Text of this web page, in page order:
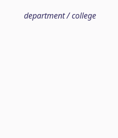
department / college